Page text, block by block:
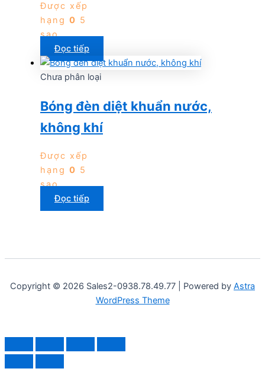
Được xếp
hạng 0 5
sao
Đọc tiếp
Chưa phân loại
Bóng đèn diệt khuẩn nước,
không khí
Được xếp
hạng 0 5
sao
Đọc tiếp
Copyright © 2026 Sales2-0938.78.49.77 | Powered by Astra
WordPress Theme